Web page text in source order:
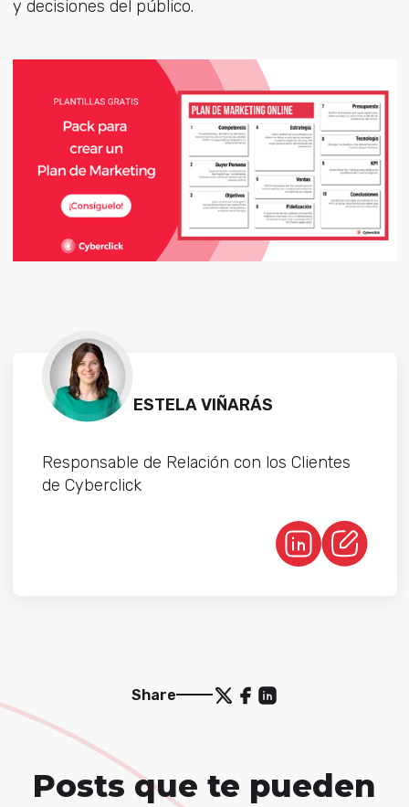
y decisiones del público.
ESTELA VIÑARÁS
Responsable de Relación con los Clientes
de Cyberclick
Share
Posts que te pueden